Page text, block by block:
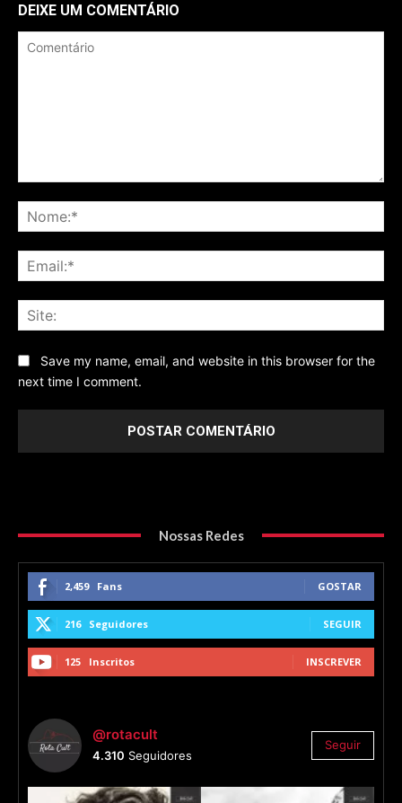
DEIXE UM COMENTÁRIO
Save my name, email, and website in this browser for the
next time I comment.
Nossas Redes
2,459 Fans GOSTAR
216 Seguidores SEGUIR
125 Inscritos INSCREVER
@rotacult
4.310 Seguidores
Seguir